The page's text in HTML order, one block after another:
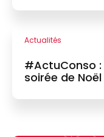
Actualités
#ActuConso
soirée de